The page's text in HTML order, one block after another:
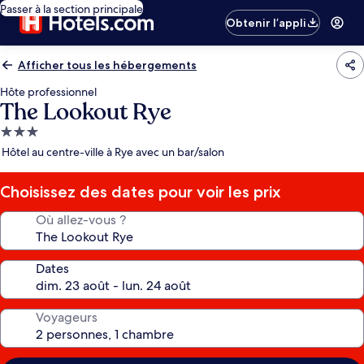
Passer à la section principale
Obtenir l’appli
Afficher tous les hébergements
Hôte professionnel
The Lookout Rye
Hébergement
3.0 étoiles
Hôtel au centre-ville à Rye avec un bar/salon
Choisissez des dates pour voir les prix
Où allez-vous ?
Dates
Voyageurs